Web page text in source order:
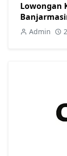
Lowongan
Admin